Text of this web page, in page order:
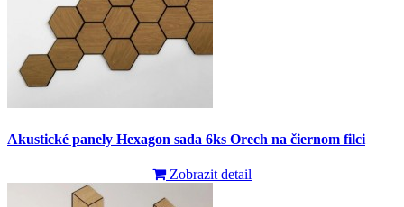
Akustické panely Hexagon sada 6ks Orech na čiernom filci
Zobrazit detail